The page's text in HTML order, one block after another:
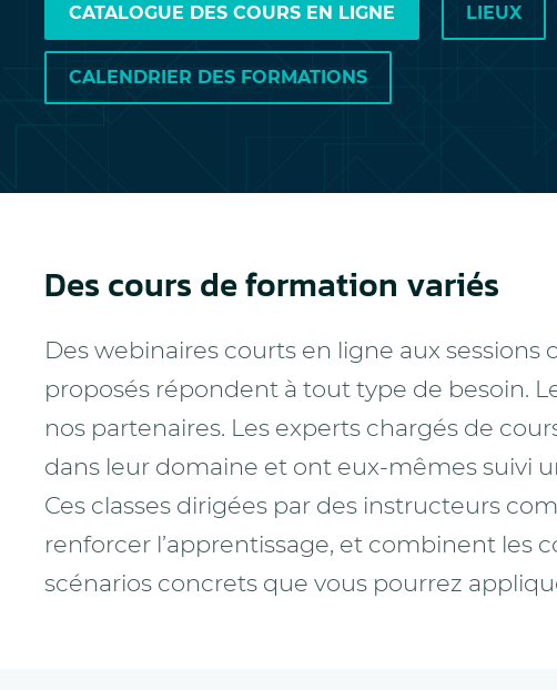
CATALOGUE DES COURS EN LIGNE LIEUX
CALENDRIER DES FORMATIONS
Des cours de formation variés
Des webinaires courts en ligne aux
proposés répondent à tout type de besoin.
nos partenaires. Les experts chargés de
dans leur domaine et ont eux-mêmes suivi
Ces classes dirigées par des instructeurs
renforcer l’apprentissage, et combinent les
scénarios concrets que vous pourrez